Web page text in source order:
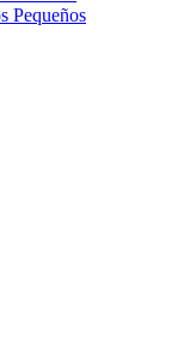
Pequeños